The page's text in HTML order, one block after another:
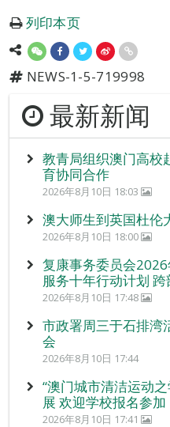
列印本页
NEWS-1-5-719998
最新新闻
教青局组织澳门高校
育协同合作
2026年8月10日 18:03
澳大师生到英国杜伦
2026年8月10日 18:00
复康事务委员会
服务十年行动计划
2026年8月10日 17:48
市政署周三于石排湾
会
2026年8月10日 17:44
“澳门城市清洁运动
展 欢迎学校报名参加
2026年8月10日 17:41